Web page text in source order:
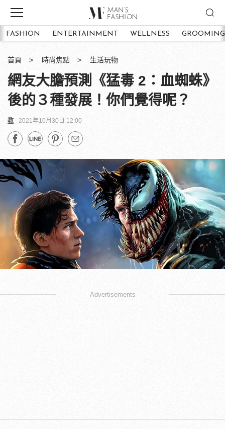
FASHION ENTERTAINMENT WELLNESS GROOMING
首頁 時尚焦點 生活玩物
網友大膽預測《猛毒 2：血蜘蛛》
後的３種發展！你們覺得呢？
教 2021年10月30日 12:00
Advertisements